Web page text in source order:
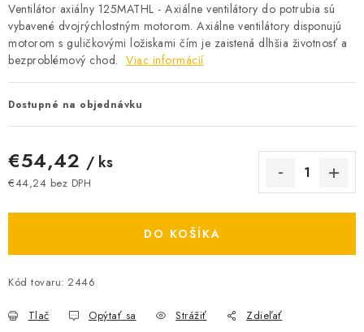
O NÁS
ČINNOSTI
SVIETIDLÁ A SVETELNÉ ZDROJE
ÚLOŽNÝ MATERIÁL
ZÁSUVKY A VYPÍNAČE
DOMÁCNOSŤ
Ventilátor axiálny 125MATHL - Axiálne ventilátory do potrubia sú
vybavené dvojrýchlostným motorom. Axiálne ventilátory disponujú
motorom s guličkovými ložiskami čím je zaistená dlhšia životnosť a
bezproblémový chod. Viac informácií
Dostupné na objednávku
€54,42 / ks
€44,24 bez DPH
DO KOŠÍKA
Kód tovaru: 2446
Tlač Opýtať sa Strážiť Zdieľať